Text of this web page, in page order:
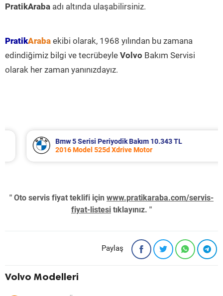
PratikAraba adı altında ulaşabilirsiniz.
PratikAraba ekibi olarak, 1968 yılından bu zamana
edindiğimiz bilgi ve tecrübeyle Volvo Bakım Servisi
olarak her zaman yanınızdayız.
Bmw 5 Serisi Periyodik Bakım 10.343 TL
2016 Model 525d Xdrive Motor
" Oto servis fiyat teklifi için www.pratikaraba.com/servis-
fiyat-listesi tıklayınız. "
Paylaş
Volvo Modelleri